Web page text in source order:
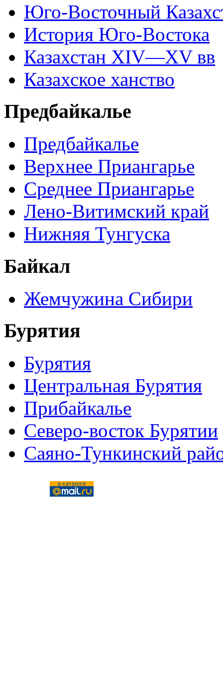
Юго-Восточный
История Юго-Востока
Казахстан XIV—XV вв
Казахское ханство
Предбайкалье
Предбайкалье
Верхнее Приангарье
Среднее Приангарье
Лено-Витимский край
Нижняя Тунгуска
Байкал
Жемчужина Сибири
Бурятия
Бурятия
Центральная Бурятия
Прибайкалье
Северо-восток Бурятии
Саяно-Тункинский